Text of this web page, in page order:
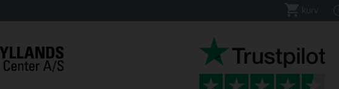
kurv